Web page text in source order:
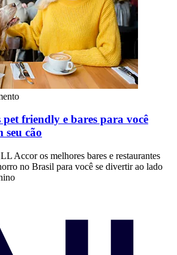
pet friendly e bares para você
seu cão
Accor os melhores bares e restaurantes
no Brasil para você se divertir ao lado